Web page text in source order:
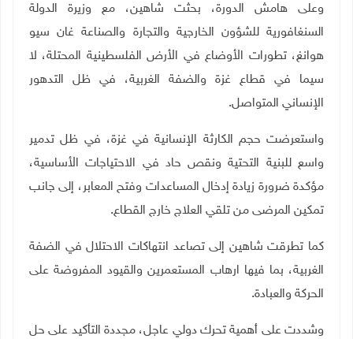
وعلى هامش الدورة، بحثت شاهين، مع وزيرة الدولة
السنغافورية للشؤون الخارجية والتجارة والصناعة غان سيو
هوانغ، تطورات الأوضاع في الأرض الفلسطينية المحتلة، لا
سيما في قطاع غزة والضفة الغربية، في ظل التدهور
الإنساني المتواصل.
واستعرضت حجم الكارثة الإنسانية في غزة، في ظل تدمير
واسع للبنية التحتية ونقص حاد في الاحتياجات الأساسية،
مؤكدة ضرورة زيادة إدخال المساعدات وفتح المعابر، إلى جانب
تمكين المرضى من تلقي العلاج خارج القطاع.
كما تطرقت شاهين إلى تصاعد انتهاكات الاحتلال في الضفة
الغربية، بما فيها ارهاب المستعمرين والقيود المفروضة على
الحركة والعبادة.
وشددت على أهمية تحرك دولي عاجل، مجددة التأكيد على حل